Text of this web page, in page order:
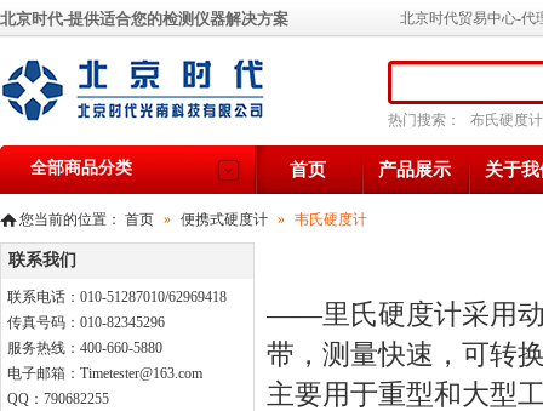
全部商品分类
北京时代-提供适合您的检测仪器解决方案
热门搜索： 布氏硬度计
首页 产品展示 关于我
北京时代贸易中心-代
您当前的位置： 首页 » 便携式硬度计 » 韦氏硬度计
——里氏硬度计采用动
带，测量快速，可转
主要用于重型和大型
联系我们
联系电话：010-51287010/62969418
传真号码：010-82345296
服务热线：400-660-5880
电子邮箱：Timetester@163.com
QQ：790682255